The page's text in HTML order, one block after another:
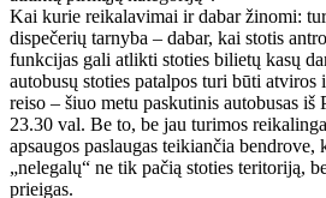
Kai kurie reikalavimai ir dabar žinomi:
dispečerių tarnyba – dabar, kai stotis
funkcijas gali atlikti stoties bilietų kasų
autobusų stoties patalpos turi būti
reiso – šiuo metu paskutinis autobusas iš
23.30 val. Be to, be jau turimos
apsaugos paslaugas teikiančia bendrove,
„nelegalų“ ne tik pačią stoties teritoriją,
prieigas.